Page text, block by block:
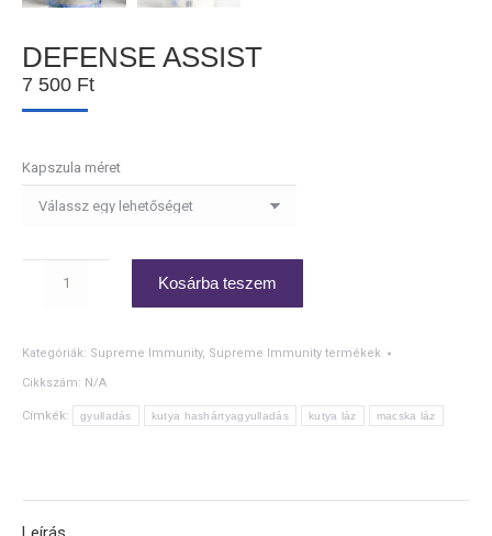
DEFENSE ASSIST
7 500 Ft
Kapszula méret
ASSIST
Kosárba teszem
Kategóriák: Supreme Immunity, Supreme Immunity termékek
Cikkszám: N/A
Címkék: gyulladás kutya hashártyagyulladás kutya láz macska láz